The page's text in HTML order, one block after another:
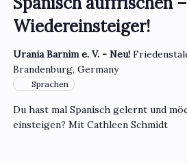
Wiedereinsteiger!
Urania Barnim e. V. - Neu!
Brandenburg, Germany
Sprachen
Du hast mal Spanisch gelernt und
einsteigen? Mit Cathleen Schmidt